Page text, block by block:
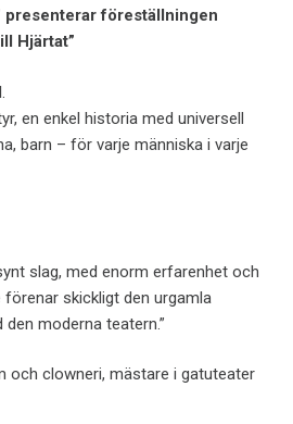
presenterar föreställningen
Hjärtat”
en enkel historia med universell
barn – för varje människa i varje
slag, med enorm erfarenhet och
skickligt den urgamla
moderna teatern.”
och clowneri, mästare i gatuteater